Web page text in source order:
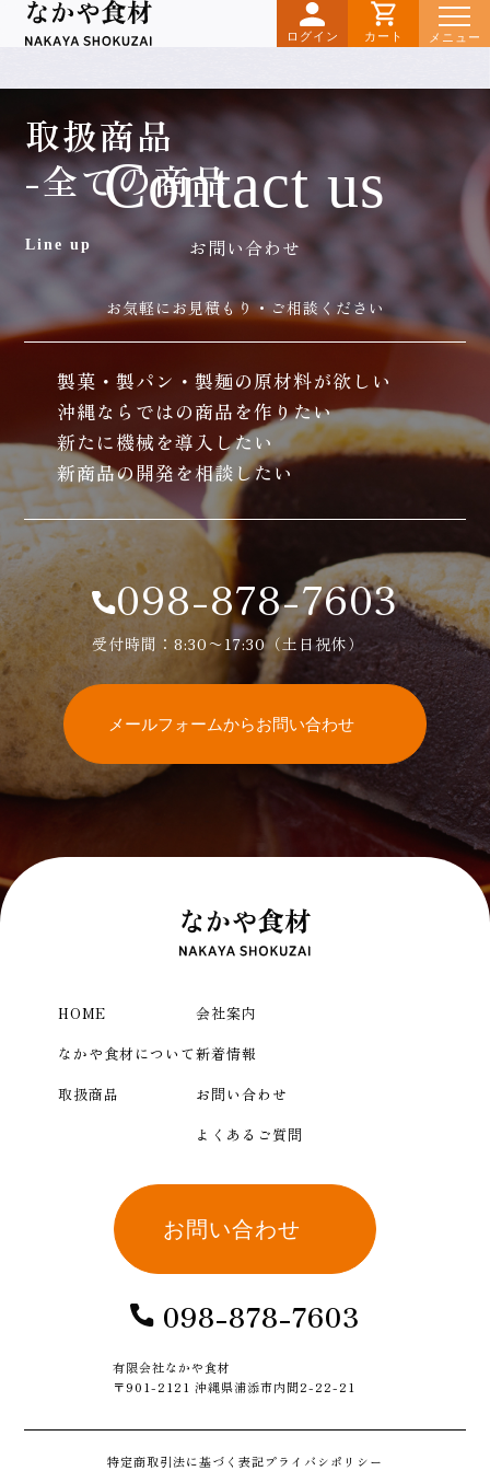
ログイン カート メニュー
取扱商品
-全ての商品
Line up
Contact us
お問い合わせ
お気軽にお見積もり・ご相談ください
製菓・製パン・製麺の原材料が欲しい
沖縄ならではの商品を作りたい
新たに機械を導入したい
新商品の開発を相談したい
098-878-7603
受付時間：8:30〜17:30（土日祝休）
メールフォームからお問い合わせ
HOME
なかや食材について
取扱商品
会社案内
新着情報
お問い合わせ
よくあるご質問
お問い合わせ
098-878-7603
有限会社なかや食材
〒901-2121 沖縄県浦添市内間2-22-21
特定商取引法に基づく表記プライバシポリシー